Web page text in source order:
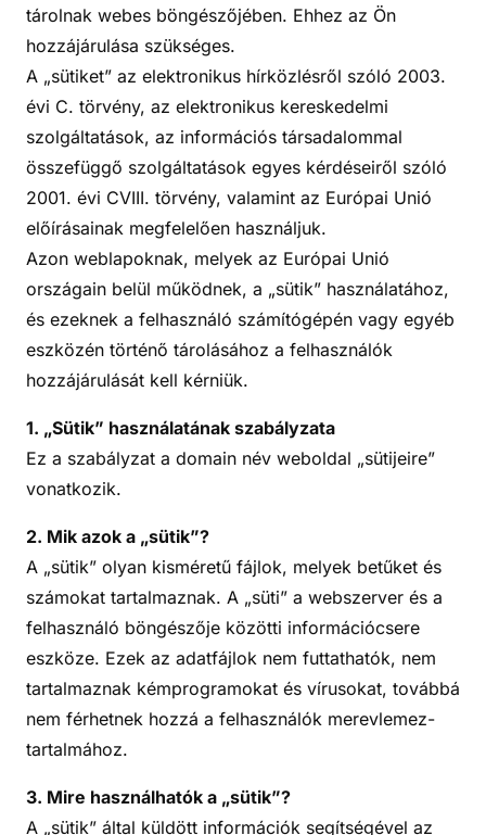
tárolnak webes böngészőjében. Ehhez az Ön
hozzájárulása szükséges.
A „sütiket” az elektronikus hírközlésről szóló 2003.
évi C. törvény, az elektronikus kereskedelmi
szolgáltatások, az információs társadalommal
összefüggő szolgáltatások egyes kérdéseiről szóló
2001. évi CVIII. törvény, valamint az Európai Unió
előírásainak megfelelően használjuk.
Azon weblapoknak, melyek az Európai Unió
országain belül működnek, a „sütik” használatához,
és ezeknek a felhasználó számítógépén vagy egyéb
eszközén történő tárolásához a felhasználók
hozzájárulását kell kérniük.
1. „Sütik” használatának szabályzata
Ez a szabályzat a domain név weboldal „sütijeire”
vonatkozik.
2. Mik azok a „sütik”?
A „sütik” olyan kisméretű fájlok, melyek betűket és
számokat tartalmaznak. A „süti” a webszerver és a
felhasználó böngészője közötti információcsere
eszköze. Ezek az adatfájlok nem futtathatók, nem
tartalmaznak kémprogramokat és vírusokat, továbbá
nem férhetnek hozzá a felhasználók merevlemez-
tartalmához.
3. Mire használhatók a „sütik”?
A „sütik” által küldött információk segítségével az